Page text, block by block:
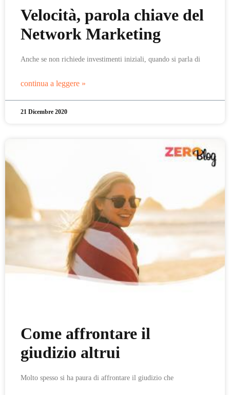
Velocità, parola chiave del
Network Marketing
Anche se non richiede investimenti iniziali, quando si parla di
continua a leggere »
21 Dicembre 2020
Come affrontare il
giudizio altrui
Molto spesso si ha paura di affrontare il giudizio che